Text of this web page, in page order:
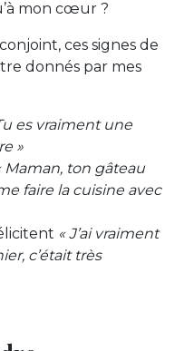
mon cœur ?
ces signes de
donnés par mes
es vraiment une
»
Maman, ton gâteau
faire la cuisine avec
« J’ai vraiment
c’était très